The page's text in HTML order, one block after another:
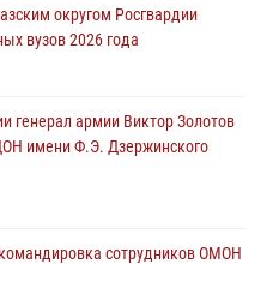
пистолетом
округом Росгвардии
вузов 2026 года
генерал армии Виктор Золотов
имени Ф.Э. Дзержинского
сотрудников ОМОН